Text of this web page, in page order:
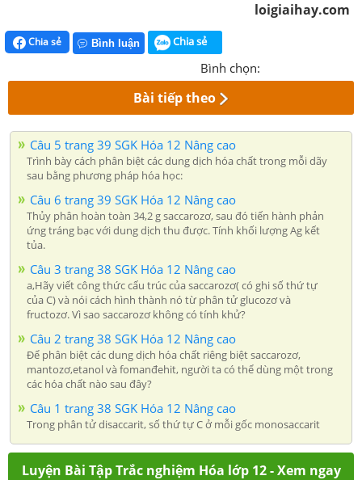
loigiaihay.com
Chia sẻ Bình luận Chia sẻ
Bình chọn:
Bài tiếp theo
Câu 5 trang 39 SGK Hóa 12 Nâng cao
Trình bày cách phân biệt các dung dịch hóa chất trong mỗi dãy
sau bằng phương pháp hóa học:
Câu 6 trang 39 SGK Hóa 12 Nâng cao
Thủy phân hoàn toàn 34,2 g saccarozơ, sau đó tiến hành phản
ứng tráng bạc với dung dịch thu được. Tính khối lượng Ag kết
tủa.
Câu 3 trang 38 SGK Hóa 12 Nâng cao
a,Hãy viết công thức cấu trúc của saccarozơ( có ghi số thứ tự
của C) và nói cách hình thành nó từ phân tử glucozơ và
fructozơ. Vì sao saccarozơ không có tính khử?
Câu 2 trang 38 SGK Hóa 12 Nâng cao
Để phân biệt các dung dịch hóa chất riêng biệt saccarozơ,
mantozơ,etanol và fomanđehit, người ta có thể dùng một trong
các hóa chất nào sau đây?
Câu 1 trang 38 SGK Hóa 12 Nâng cao
Trong phân tử disaccarit, số thứ tự C ở mỗi gốc monosaccarit
Luyện Bài Tập Trắc nghiệm Hóa lớp 12 - Xem ngay